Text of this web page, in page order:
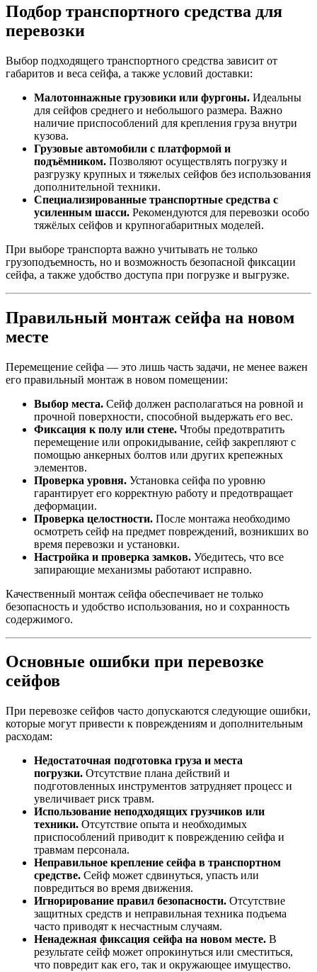
Подбор транспортного средства для
перевозки
Выбор подходящего транспортного средства зависит от
габаритов и веса сейфа, а также условий доставки:
Малотоннажные грузовики или фургоны. Идеальны
для сейфов среднего и небольшого размера. Важно
наличие приспособлений для крепления груза внутри
кузова.
Грузовые автомобили с платформой и
подъёмником. Позволяют осуществлять погрузку и
разгрузку крупных и тяжелых сейфов без использования
дополнительной техники.
Специализированные транспортные средства с
усиленным шасси. Рекомендуются для перевозки особо
тяжёлых сейфов и крупногабаритных моделей.
При выборе транспорта важно учитывать не только
грузоподъемность, но и возможность безопасной фиксации
сейфа, а также удобство доступа при погрузке и выгрузке.
Правильный монтаж сейфа на новом
месте
Перемещение сейфа — это лишь часть задачи, не менее важен
его правильный монтаж в новом помещении:
Выбор места. Сейф должен располагаться на ровной и
прочной поверхности, способной выдержать его вес.
Фиксация к полу или стене. Чтобы предотвратить
перемещение или опрокидывание, сейф закрепляют с
помощью анкерных болтов или других крепежных
элементов.
Проверка уровня. Установка сейфа по уровню
гарантирует его корректную работу и предотвращает
деформации.
Проверка целостности. После монтажа необходимо
осмотреть сейф на предмет повреждений, возникших во
время перевозки и установки.
Настройка и проверка замков. Убедитесь, что все
запирающие механизмы работают исправно.
Качественный монтаж сейфа обеспечивает не только
безопасность и удобство использования, но и сохранность
содержимого.
Основные ошибки при перевозке
сейфов
При перевозке сейфов часто допускаются следующие ошибки,
которые могут привести к повреждениям и дополнительным
расходам:
Недостаточная подготовка груза и места
погрузки. Отсутствие плана действий и
подготовленных инструментов затрудняет процесс и
увеличивает риск травм.
Использование неподходящих грузчиков или
техники. Отсутствие опыта и необходимых
приспособлений приводит к повреждению сейфа и
травмам персонала.
Неправильное крепление сейфа в транспортном
средстве. Сейф может сдвинуться, упасть или
повредиться во время движения.
Игнорирование правил безопасности. Отсутствие
защитных средств и неправильная техника подъема
часто приводят к несчастным случаям.
Ненадежная фиксация сейфа на новом месте. В
результате сейф может опрокинуться или сместиться,
что повредит как его, так и окружающее имущество.